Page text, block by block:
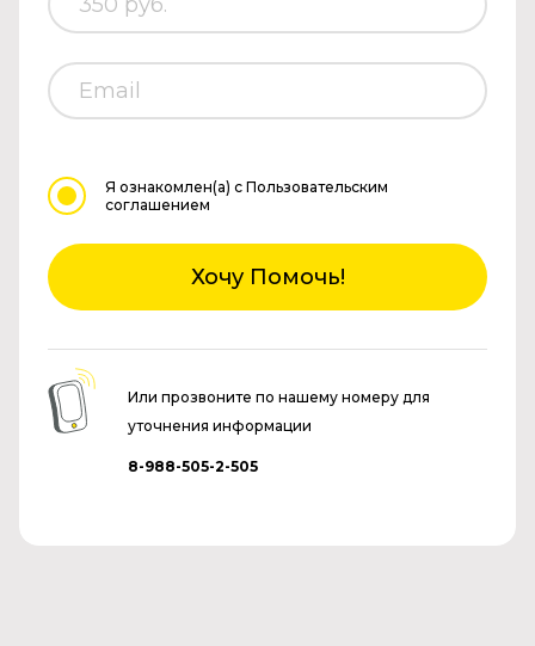
Я ознакомлен(а) с Пользовательским
соглашением
Хочу Помочь!
Или прозвоните по нашему номеру для
уточнения информации
8-988-505-2-505